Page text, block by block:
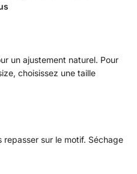
un ajustement naturel. Pour
choisissez une taille
repasser sur le motif. Séchage